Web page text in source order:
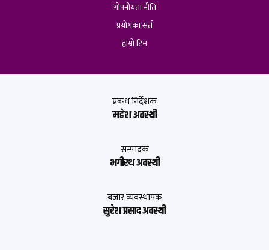
गोपनीयता नीति
प्रयोगका सर्त
हाम्रो टिम
प्रबन्ध निर्देशक
महेश अवस्थी
सम्पादक
भगीरथ अवस्थी
बजार व्यवस्थापक
सुरेश प्रसाद अवस्थी